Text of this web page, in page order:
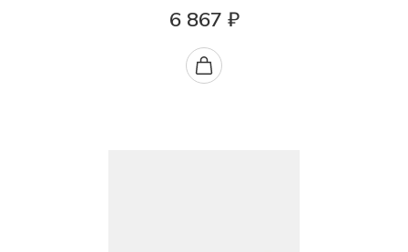
6 867 ₽